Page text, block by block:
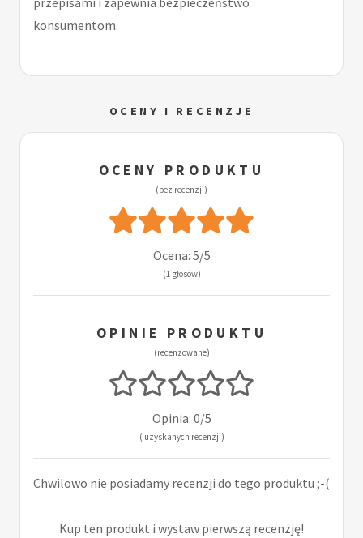
konsumentom.
OCENY I RECENZJE
OCENY PRODUKTU
(bez recenzji)
Ocena: 5/5
(1 głosów)
OPINIE PRODUKTU
(recenzowane)
Opinia: 0/5
( uzyskanych recenzji)
Chwilowo nie posiadamy recenzji do tego produktu ;-(
Kup ten produkt i wystaw pierwszą recenzję!